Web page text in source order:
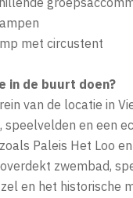
met circustent
in de buurt doen?
van de locatie in
speelvelden en een
Paleis Het Loo
zwembad,
en het historische